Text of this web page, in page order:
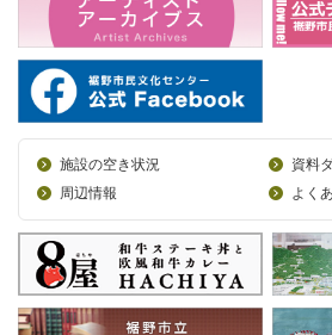
施設の空き状況
資料
周辺情報
よく